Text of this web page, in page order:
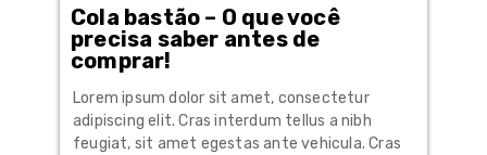
Cola bastão – O que você
precisa saber antes de
comprar!
Lorem ipsum dolor sit amet, consectetur
adipiscing elit. Cras interdum tellus a nibh
feugiat, sit amet egestas ante vehicula. Cras